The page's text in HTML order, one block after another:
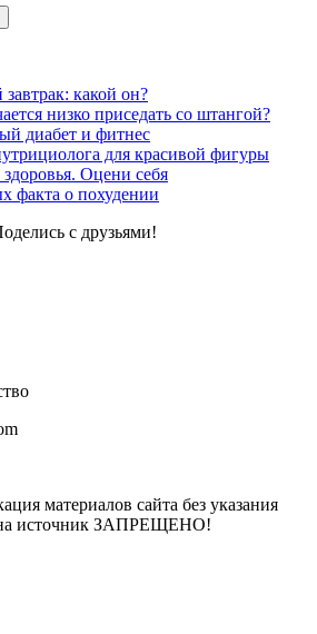
какой он?
низко приседать со штангой?
диабет и фитнес
для красивой фигуры
Оцени себя
факта о похудении
с друзьями!
материалов сайта без указания
источник ЗАПРЕЩЕНО!